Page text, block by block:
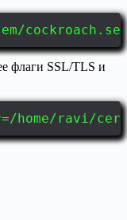
флаги SSL/TLS и
ravi/